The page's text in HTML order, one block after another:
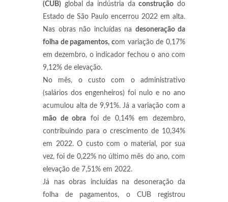
(CUB) global da indústria daconstrução do
Estado de São Paulo encerrou 2022 em alta.
Nas obras não incluídas na desoneração da
folha de pagamentos, com variação de 0,17%
em dezembro, o indicador fechou o ano com
9,12% de elevação.
No mês, o custo com o administrativo
(salários dos engenheiros) foi nulo e no ano
acumulou alta de 9,91%. Já a variação com a
mão de obra foi de 0,14% em dezembro,
contribuindo para o crescimento de 10,34%
em 2022. O custo com o material, por sua
vez, foi de 0,22% no último mês do ano, com
elevação de 7,51% em 2022.
Já nas obras incluídas na desoneração da
folha de pagamentos, o CUB registrou